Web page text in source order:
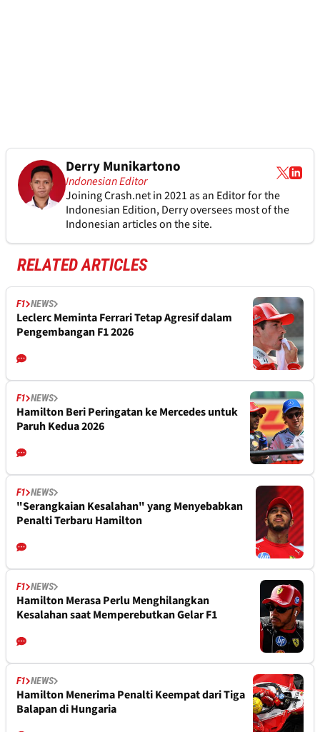
Derry Munikartono
Indonesian Editor
Joining Crash.net in 2021 as an Editor for the
Indonesian Edition, Derry oversees most of the
Indonesian articles on the site.
RELATED ARTICLES
F1 NEWS
Leclerc Meminta Ferrari Tetap Agresif dalam
Pengembangan F1 2026
F1 NEWS
Hamilton Beri Peringatan ke Mercedes untuk
Paruh Kedua 2026
F1 NEWS
"Serangkaian Kesalahan" yang Menyebabkan
Penalti Terbaru Hamilton
F1 NEWS
Hamilton Merasa Perlu Menghilangkan
Kesalahan saat Memperebutkan Gelar F1
F1 NEWS
Hamilton Menerima Penalti Keempat dari Tiga
Balapan di Hungaria